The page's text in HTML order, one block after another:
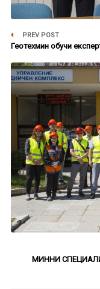
PREV POST
Геотехмин обучи
МИННИ